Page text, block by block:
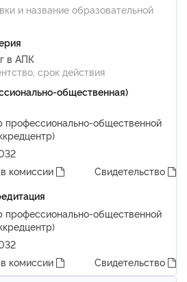
и название образовательной
в АПК
срок действия
общественная)
профессионально-общественной
комиссии
Свидетельство
профессионально-общественной
комиссии Свидетельство